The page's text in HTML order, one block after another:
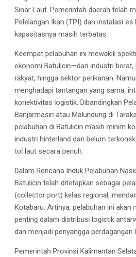
Sinar Laut. Pemerintah daerah telah
Pelelangan Ikan (TPI) dan instalasi es
kapasitasnya masih terbatas.
Keempat pelabuhan ini mewakili
ekonomi Batulicin—dari industri
rakyat, hingga sektor perikanan.
menghadapi tantangan yang sama:
konektivitas logistik. Dibandingkan
Banjarmasin atau Malundung di
pelabuhan di Batulicin masih minim
industri hinterland dan belum
tol laut secara penuh.
Dalam Rencana Induk Pelabuhan
Batulicin telah ditetapkan sebagai
(collector port) kelas regional,
Kotabaru. Artinya, pelabuhan ini akan
penting dalam distribusi logistik
dan menjadi penyangga perdagangan
Pemerintah Provinsi Kalimantan